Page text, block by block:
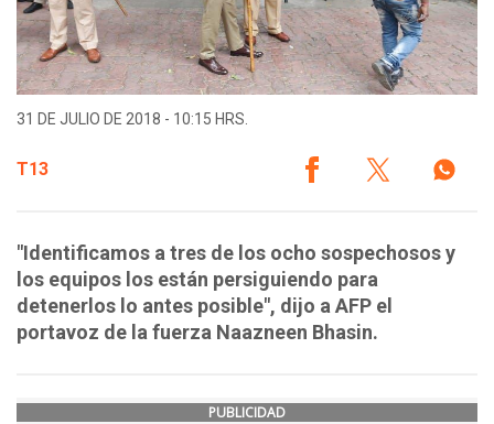
31 DE JULIO DE 2018 - 10:15 HRS.
T13
"Identificamos a tres de los ocho sospechosos y
los equipos los están persiguiendo para
detenerlos lo antes posible", dijo a AFP el
portavoz de la fuerza Naazneen Bhasin.
PUBLICIDAD